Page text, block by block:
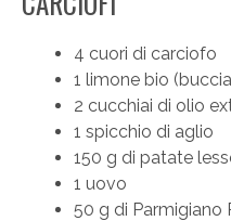
4 cuori di carciofo
1 limone bio
2 cucchiai di olio
1 spicchio di aglio
150 g di patate
1 uovo
50 g di